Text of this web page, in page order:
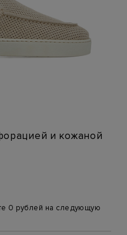
и кожаной
0 рублей на следующую